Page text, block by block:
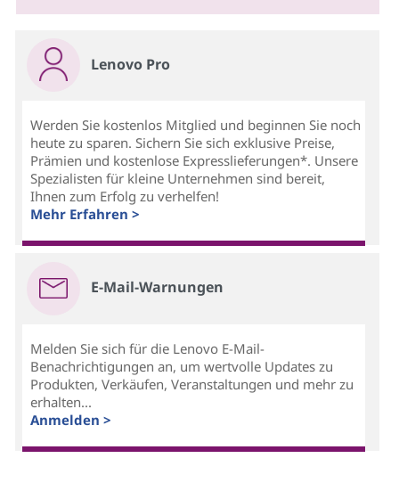
Lenovo Pro
Werden Sie kostenlos Mitglied und beginnen Sie noch
heute zu sparen. Sichern Sie sich exklusive Preise,
Prämien und kostenlose Expresslieferungen*. Unsere
Spezialisten für kleine Unternehmen sind bereit,
Ihnen zum Erfolg zu verhelfen!
Mehr Erfahren >
E-Mail-Warnungen
Melden Sie sich für die Lenovo E-Mail-
Benachrichtigungen an, um wertvolle Updates zu
Produkten, Verkäufen, Veranstaltungen und mehr zu
erhalten...
Anmelden >